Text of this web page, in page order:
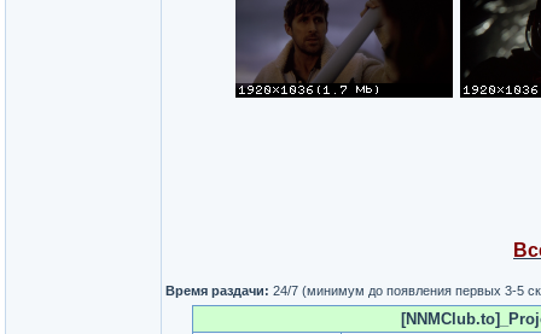
Время раздачи: 24/7 (минимум до появления первых 3-5